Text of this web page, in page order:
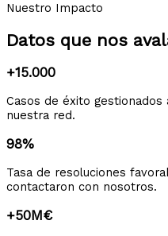
Nuestro Impacto
Datos que nos
+15.000
Casos de éxito gestionados
nuestra red.
98%
Tasa de resoluciones
contactaron con nosotros.
+50M€